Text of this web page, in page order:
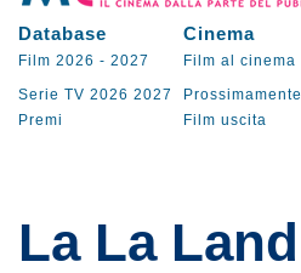
Database Cinema
Film 2026 - 2027 Film al cinema
Serie TV 2026 2027 Prossimamente
Premi
Film uscita
La La Land